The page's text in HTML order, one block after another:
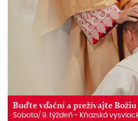
Buďte vďační a prežívajte
Sobota/ 9. týždeň ‒ Kňazská